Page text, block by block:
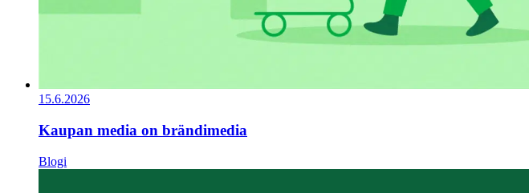
15.6.2026
Kaupan media on brändimedia
Blogi